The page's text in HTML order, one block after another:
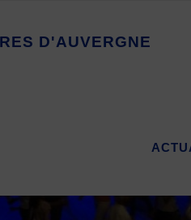
RES D'AUVERGNE